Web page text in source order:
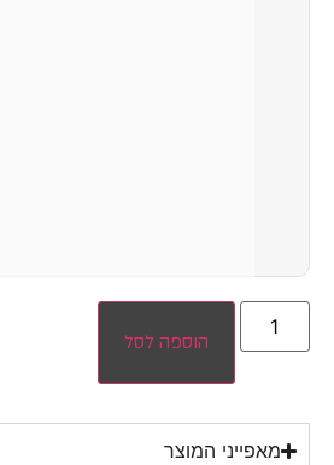
הוספה לסל
מאפייני המוצר